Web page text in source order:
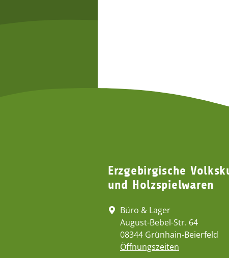
Erzgebirgische
und Holzspielwaren
Büro & Lager
August-Bebel-Str. 64
08344 Grünhain-Beierfeld
Öffnungszeiten